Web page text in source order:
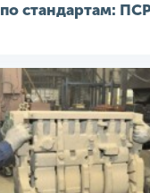
стандартам: